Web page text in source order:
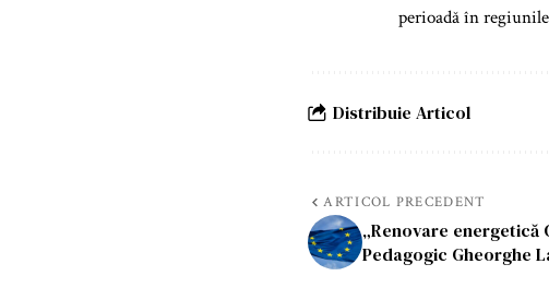
perioadă în
Distribuie Articol
ARTICOL PRECEDENT
„Renovare energetică
Pedagogic Gheorghe